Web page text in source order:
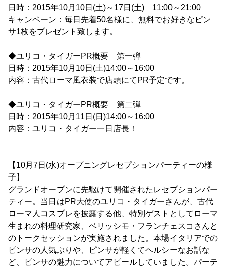
日時：2015年10月10日(土)～17日(土) 11:00～21:00
キャンペーン：毎日先着50名様に、無料でお好きなピン
サ1枚をプレゼント致します。
◆ユリコ・タイガーPR概要 第一弾
日時：2015年10月10日(土)14:00～16:00
内容：古代ローマ風衣装で店頭にてPR予定です。
◆ユリコ・タイガーPR概要 第二弾
日時：2015年10月11日(日)14:00～16:00
内容：ユリコ・タイガー一日店長！
【10月7日(水)オープニングレセプションパーティーの様
子】
グランドオープンに先駆けて開催されたレセプションパー
ティー。当日はPR大使のユリコ・タイガーさんが、古代
ローマ人コスプレを披露する他、特別ゲストとしてローマ
生まれの料理研究家、ベリッシモ・フランチェスコさんと
のトークセッションが実施されました。本場イタリアでの
ピンサの人気ぶりや、ピンサが軽くてヘルシーなお話な
ど、ピンサの魅力についてアピールしていました。パーテ